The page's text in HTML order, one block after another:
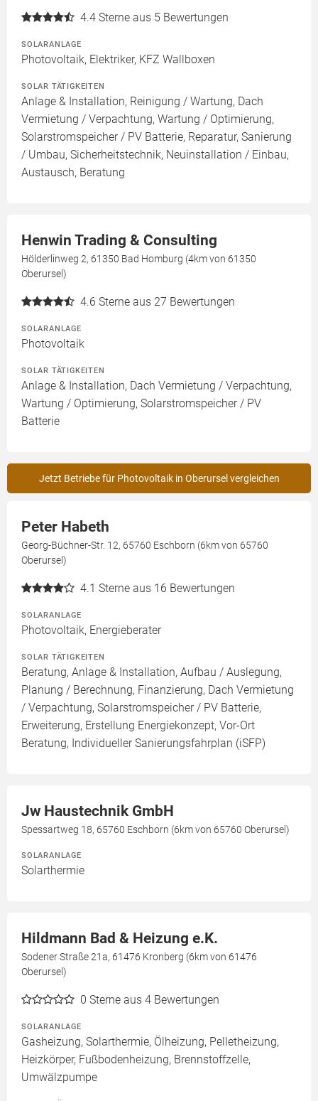
4.4 Sterne aus 5 Bewertungen
SOLARANLAGE
Photovoltaik, Elektriker, KFZ Wallboxen
SOLAR TÄTIGKEITEN
Anlage & Installation, Reinigung / Wartung, Dach
Vermietung / Verpachtung, Wartung / Optimierung,
Solarstromspeicher / PV Batterie, Reparatur, Sanierung
/ Umbau, Sicherheitstechnik, Neuinstallation / Einbau,
Austausch, Beratung
Henwin Trading & Consulting
Hölderlinweg 2, 61350 Bad Homburg (4km von 61350
Oberursel)
4.6 Sterne aus 27 Bewertungen
SOLARANLAGE
Photovoltaik
SOLAR TÄTIGKEITEN
Anlage & Installation, Dach Vermietung / Verpachtung,
Wartung / Optimierung, Solarstromspeicher / PV
Batterie
Jetzt Betriebe für Photovoltaik in Oberursel vergleichen
Peter Habeth
Georg-Büchner-Str. 12, 65760 Eschborn (6km von 65760
Oberursel)
4.1 Sterne aus 16 Bewertungen
SOLARANLAGE
Photovoltaik, Energieberater
SOLAR TÄTIGKEITEN
Beratung, Anlage & Installation, Aufbau / Auslegung,
Planung / Berechnung, Finanzierung, Dach Vermietung
/ Verpachtung, Solarstromspeicher / PV Batterie,
Erweiterung, Erstellung Energiekonzept, Vor-Ort
Beratung, Individueller Sanierungsfahrplan (iSFP)
Jw Haustechnik GmbH
Spessartweg 18, 65760 Eschborn (6km von 65760 Oberursel)
SOLARANLAGE
Solarthermie
Hildmann Bad & Heizung e.K.
Sodener Straße 21a, 61476 Kronberg (6km von 61476
Oberursel)
0 Sterne aus 4 Bewertungen
SOLARANLAGE
Gasheizung, Solarthermie, Ölheizung, Pelletheizung,
Heizkörper, Fußbodenheizung, Brennstoffzelle,
Umwälzpumpe